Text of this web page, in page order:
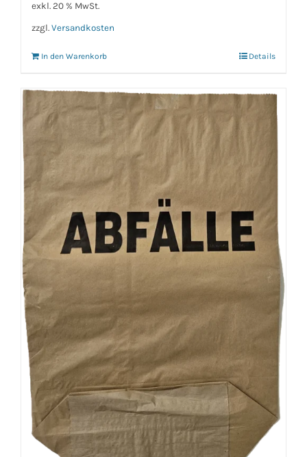
exkl. 20 % MwSt.
zzgl. Versandkosten
In den Warenkorb Details